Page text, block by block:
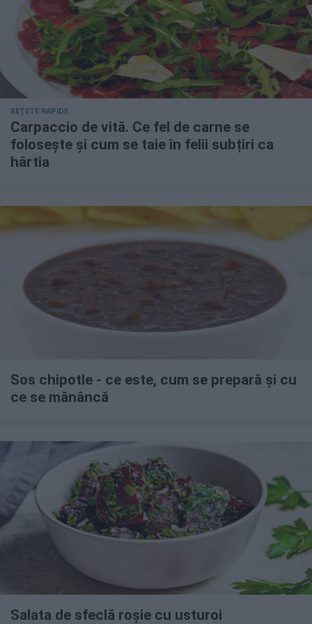
REȚETE RAPIDE
Carpaccio de vită. Ce fel de carne se
folosește și cum se taie în felii subțiri ca
hârtia
Sos chipotle - ce este, cum se prepară și cu
ce se mănâncă
Salata de sfeclă roșie cu usturoi